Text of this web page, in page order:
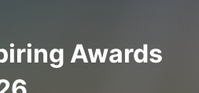
Awards